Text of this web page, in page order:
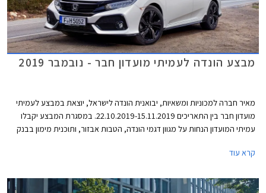
מבצע הונדה לעמיתי מועדון חבר - נובמבר 2019
מאיר חברה למכוניות ומשאיות, יבואנית הונדה לישראל, יוצאת במבצע לעמיתי
מועדון חבר בין התאריכים 22.10.2019-15.11.2019. במסגרת המבצע יקבלו
עמיתי המועדון הנחות על מגוון דגמי הונדה, הטבות אבזור, ותוכנית מימון בבנק
מועדפים במסגרת תכנית המימון חבר ליס. המבצע יערך בכל אולמות התצוגה
קרא עוד